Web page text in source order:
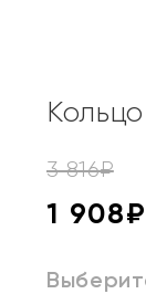
3 816₽
1 908₽